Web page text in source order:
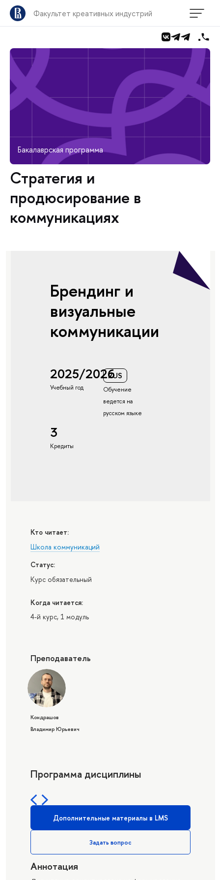
Факультет креативных индустрий
Бакалаврская программа
Стратегия и
продюсирование в
коммуникациях
Брендинг и
визуальные
коммуникации
2025/2026
Учебный год
RUS
Обучение
ведется на
русском языке
3
Кредиты
Кто читает:
Школа коммуникаций
Статус:
Курс обязательный
Когда читается:
4-й курс, 1 модуль
Преподаватель
Кондрашов
Владимир Юрьевич
Программа дисциплины
Дополнительные материалы в LMS
Задать вопрос
Аннотация